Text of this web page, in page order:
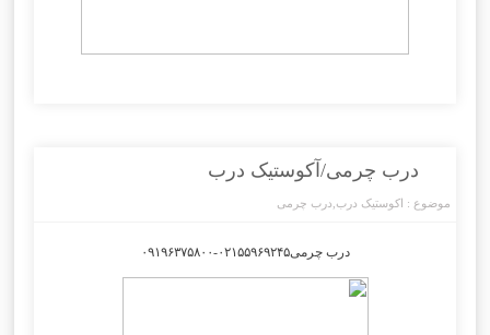
درب چرمی/آکوستیک درب
موضوع : اکوستیک درب درب چرمی
درب چرمی۰۲۱۵۵۹۶۹۲۴۵-۰۹۱۹۶۳۷۵۸۰۰